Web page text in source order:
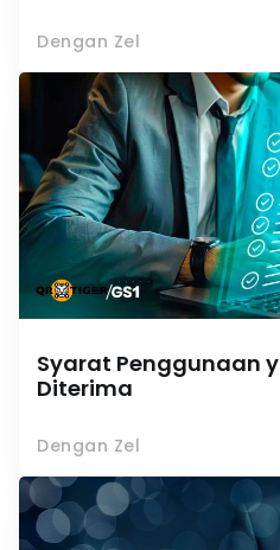
Dengan Zel
Syarat Penggunaan
Diterima
Dengan Zel